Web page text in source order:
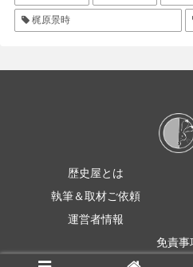
梶原景時
歴史屋とは
執筆＆取材ご依頼
運営者情報
免責事